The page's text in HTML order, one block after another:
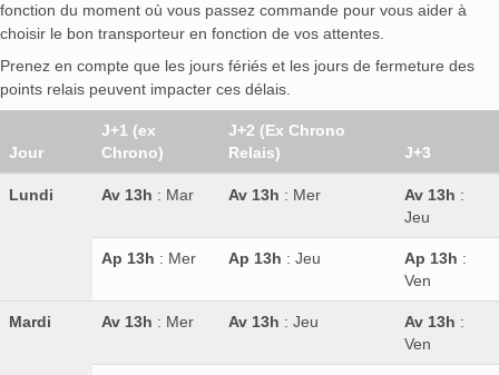
fonction du moment où vous passez commande pour vous aider à
choisir le bon transporteur en fonction de vos attentes.
Prenez en compte que les jours fériés et les jours de fermeture des
points relais peuvent impacter ces délais.
Jour
J+1 (ex
Chrono)
J+2 (Ex Chrono
Relais)
J+3
Lundi Av 13h : Mar Av 13h : Mer Av 13h :
Jeu
Ap 13h : Mer Ap 13h : Jeu Ap 13h :
Ven
Mardi Av 13h : Mer Av 13h : Jeu Av 13h :
Ven